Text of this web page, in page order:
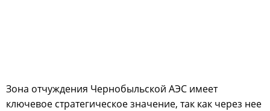
Зона отчуждения Чернобыльской АЭС имеет
ключевое стратегическое значение, так как через нее